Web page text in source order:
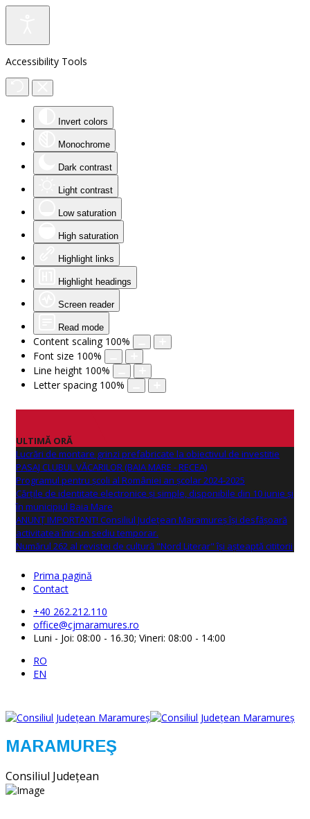
Accessibility Tools
Invert colors
Monochrome
Dark contrast
Light contrast
Low saturation
High saturation
Highlight links
Highlight headings
Screen reader
Read mode
Content scaling 100%
Font size 100%
Line height 100%
Letter spacing 100%
ULTIMĂ ORĂ
Lucrări de montare grinzi prefabricate la obiectivul de investitie
PASAJ CLUBUL VĂCARILOR (BAIA MARE - RECEA)
Programul pentru școli al României an școlar 2024-2025
Cărțile de identitate electronice și simple, disponibile din 10 iunie și
în municipiul Baia Mare
ANUNŢ IMPORTANT! Consiliul Județean Maramureș își desfășoară
activitatea într-un sediu temporar.
Numărul 262 al revistei de cultură "Nord Literar" își așteaptă cititorii
Prima pagină
Contact
+40 262.212.110
office@cjmaramures.ro
Luni - Joi: 08:00 - 16.30; Vineri: 08:00 - 14:00
RO
EN
MARAMUREŞ
Consiliul Judeţean